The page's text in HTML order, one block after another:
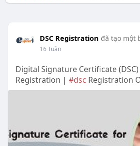
DSC Registration đã tạo một
16 Tuần
Digital Signature Certificate
Registration | #dsc Registration